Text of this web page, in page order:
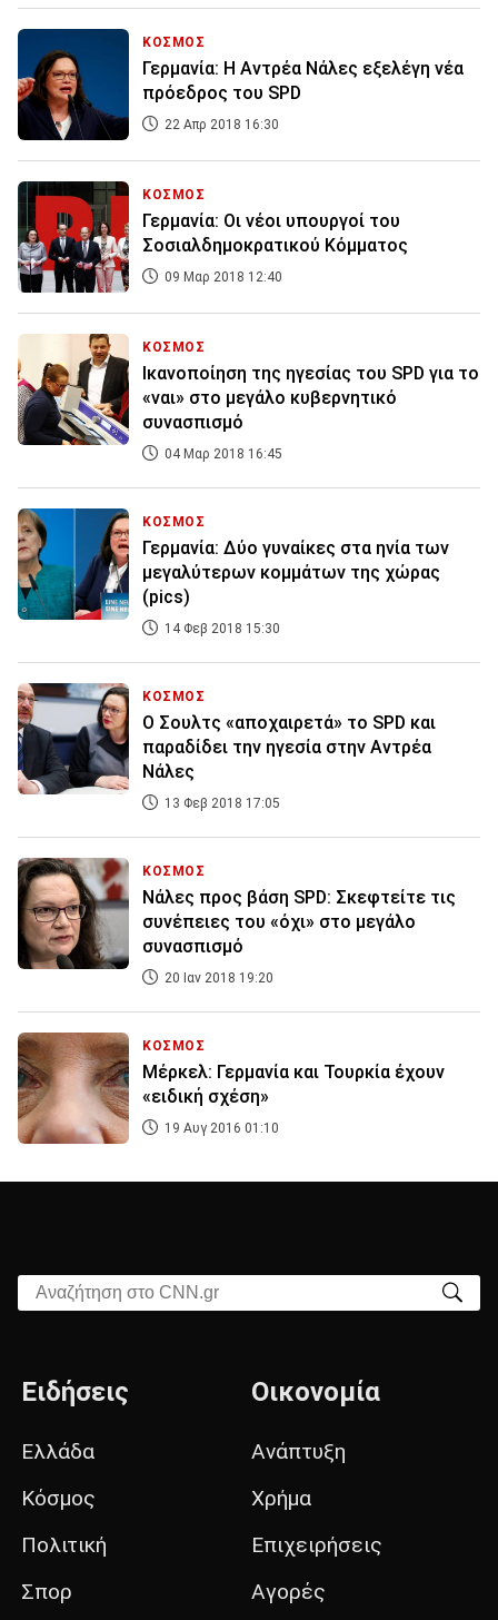
ΚΟΣΜΟΣ
Γερμανία: Η Αντρέα Νάλες εξελέγη νέα
πρόεδρος του SPD
22 Απρ 2018 16:30
ΚΟΣΜΟΣ
Γερμανία: Οι νέοι υπουργοί του
Σοσιαλδημοκρατικού Κόμματος
09 Μαρ 2018 12:40
ΚΟΣΜΟΣ
Ικανοποίηση της ηγεσίας του SPD για το
«ναι» στο μεγάλο κυβερνητικό
συνασπισμό
04 Μαρ 2018 16:45
ΚΟΣΜΟΣ
Γερμανία: Δύο γυναίκες στα ηνία των
μεγαλύτερων κομμάτων της χώρας
(pics)
14 Φεβ 2018 15:30
ΚΟΣΜΟΣ
O Σουλτς «αποχαιρετά» το SPD και
παραδίδει την ηγεσία στην Αντρέα
Νάλες
13 Φεβ 2018 17:05
ΚΟΣΜΟΣ
Νάλες προς βάση SPD: Σκεφτείτε τις
συνέπειες του «όχι» στο μεγάλο
συνασπισμό
20 Ιαν 2018 19:20
ΚΟΣΜΟΣ
Μέρκελ: Γερμανία και Τουρκία έχουν
«ειδική σχέση»
19 Αυγ 2016 01:10
Αναζήτηση στο CNN.gr
Ειδήσεις
Ελλάδα
Κόσμος
Πολιτική
Σπορ
Οικονομία
Ανάπτυξη
Χρήμα
Επιχειρήσεις
Αγορές